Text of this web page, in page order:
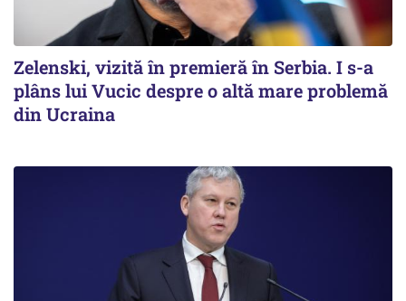
Zelenski, vizită în premieră în Serbia. I s-a
plâns lui Vucic despre o altă mare problemă
din Ucraina